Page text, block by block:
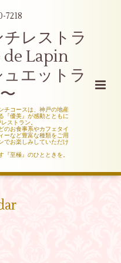
7218
レストラ
Lapin
ットラ
チコースは、神戸の地産
『優美』が感動とともに
ストラン。
のお食事系やカフェタイ
ーなど豊富な種類をご用
でお楽しみしていただけ
至極』のひとときを。